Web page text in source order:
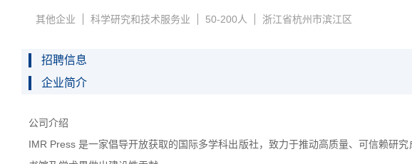
其他企业 科学研究和技术服务业 50-200人 浙江省杭州市滨江区
招聘信息
企业简介
公司介绍
IMRPress是一家倡导开放获取的国际多学科出版社，致力于推动高质量、可信赖研